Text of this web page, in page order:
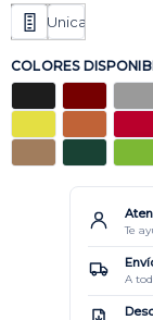
Unica
COLORES
Te
A